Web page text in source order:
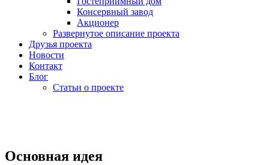
Консервный завод
Акционер
Развернутое описание проекта
Друзья проекта
Новости
Контакт
Блог
Статьи о проекте
Основная идея